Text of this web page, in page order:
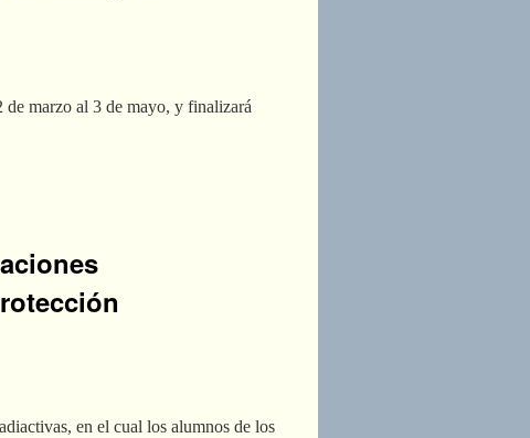
marzo al 3 de mayo, y finalizará
en el cual los alumnos de los